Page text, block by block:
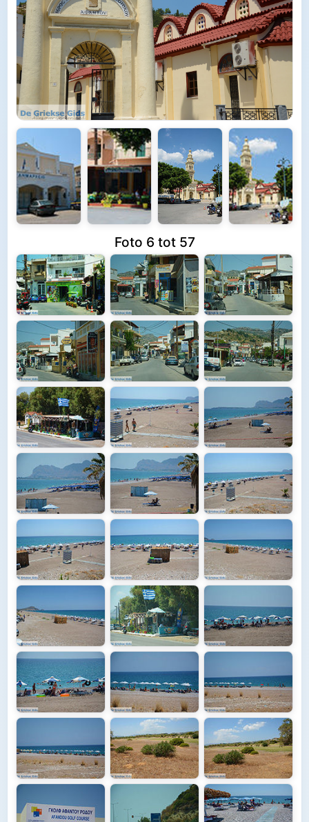
Foto 6 tot 57